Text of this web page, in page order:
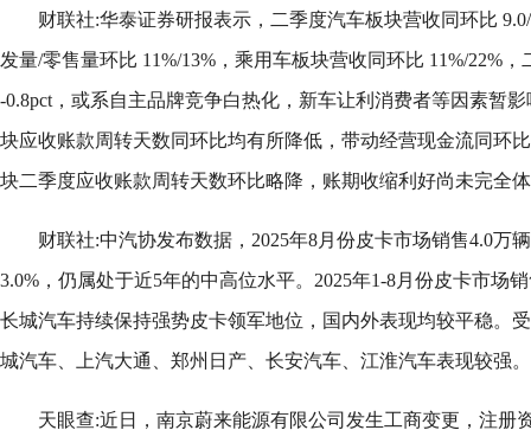
财联社:华泰证券研报表示，二季度汽车板块营收同环比
发量/零售量环比 11%/13%，乘用车板块营收同环比 11%/22%
-0.8pct，或系自主品牌竞争白热化，新车让利消费者等因素暂
块应收账款周转天数同环比均有所降低，带动经营现金流同环
块二季度应收账款周转天数环比略降，账期收缩利好尚未完全
财联社:中汽协发布数据，2025年8月份皮卡市场销售4.0万
3.0%，仍属处于近5年的中高位水平。2025年1-8月份皮卡市场
长城汽车持续保持强势皮卡领军地位，国内外表现均较平稳。
城汽车、上汽大通、郑州日产、长安汽车、江淮汽车表现较强。
天眼查:近日，南京蔚来能源有限公司发生工商变更，注册